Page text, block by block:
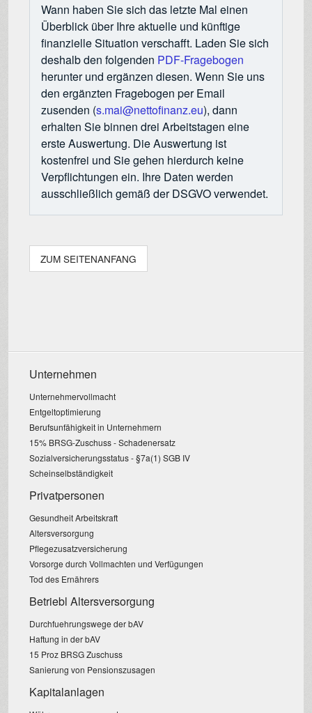
Wann haben Sie sich das letzte Mal einen
Überblick über Ihre aktuelle und künftige
finanzielle Situation verschafft. Laden Sie sich
deshalb den folgenden PDF-Fragebogen
herunter und ergänzen diesen. Wenn Sie uns
den ergänzten Fragebogen per Email
zusenden (s.mai@nettofinanz.eu), dann
erhalten Sie binnen drei Arbeitstagen eine
erste Auswertung. Die Auswertung ist
kostenfrei und Sie gehen hierdurch keine
Verpflichtungen ein. Ihre Daten werden
ausschließlich gemäß der DSGVO verwendet.
ZUM SEITENANFANG
Unternehmen
Unternehmervollmacht
Entgeltoptimierung
Berufsunfähigkeit in Unternehmern
15% BRSG-Zuschuss - Schadenersatz
Sozialversicherungsstatus - §7a(1) SGB IV
Scheinselbständigkeit
Privatpersonen
Gesundheit Arbeitskraft
Altersversorgung
Pflegezusatzversicherung
Vorsorge durch Vollmachten und Verfügungen
Tod des Ernährers
Betriebl Altersversorgung
Durchfuehrungswege der bAV
Haftung in der bAV
15 Proz BRSG Zuschuss
Sanierung von Pensionszusagen
Kapitalanlagen